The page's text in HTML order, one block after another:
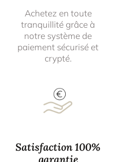
Achetez en toute
tranquillité grâce à
notre système de
paiement sécurisé et
crypté.
Satisfaction 100%
garantie